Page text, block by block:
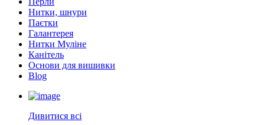
Нитки, шнури
Паєтки
Галантерея
Нитки Муліне
Канітель
Основи для вишивки
Blog
Дивитися всі